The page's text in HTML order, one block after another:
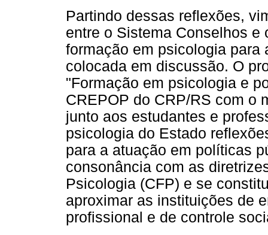
Partindo dessas reflexões,
entre o Sistema Conselhos e
formação em psicologia
colocada em discussão. O
"Formação em psicologia e
CREPOP do CRP/RS com o
junto aos estudantes e
psicologia do Estado
para a atuação em políticas
consonância com as
Psicologia (CFP) e se
aproximar as instituições de
profissional e de controle